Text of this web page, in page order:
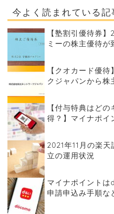
今よく読まれている記
【塾割引優待券
ミーの株主優待が
【クオカード優
クジャパンから株
【付与特典はど
得？】マイナポイ
2021年11月の楽
立の運用状況
マイナポイントは
申請申込み手順な